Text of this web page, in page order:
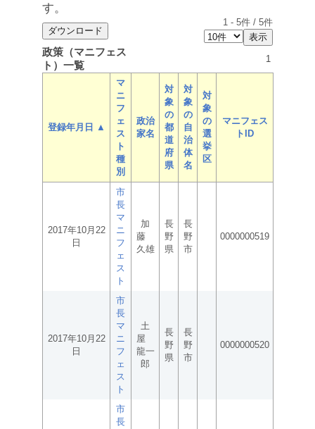
す。
1 - 5件 / 5件
政策（マニフェス
ト）一覧
1
登録年月日 ▲
マ
ニ
フ
ェ
ス
ト
種
別
政治
家名
対
象
の
都
道
府
県
対
象
の
自
治
体
名
対
象
の
選
挙
区
マニフェス
トID
2017年10月22
日
市
長
マ
ニ
フ
ェ
ス
ト
加
藤
久雄
長
野
県
長
野
市
0000000519
2017年10月22
日
市
長
マ
ニ
フ
ェ
ス
ト
土
屋
龍一
郎
長
野
県
長
野
市
0000000520
市
長